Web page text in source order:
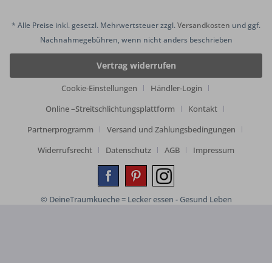
* Alle Preise inkl. gesetzl. Mehrwertsteuer zzgl.Versandkosten und ggf.
Nachnahmegebühren, wenn nicht anders beschrieben
Vertrag widerrufen
Cookie-Einstellungen
Händler-Login
Online –Streitschlichtungsplattform
Kontakt
Partnerprogramm
Versand und Zahlungsbedingungen
Widerrufsrecht
Datenschutz AGB Impressum
© DeineTraumkueche = Lecker essen - Gesund Leben